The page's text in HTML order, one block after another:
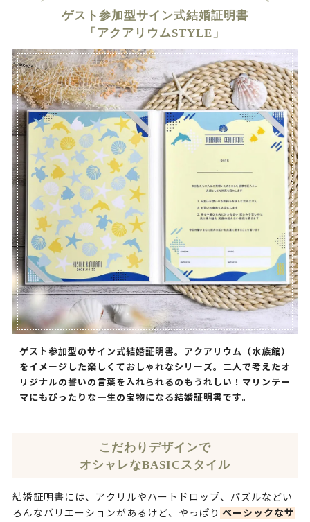
ゲスト参加型サイン式結婚証明書
「アクアリウムSTYLE」
ゲスト参加型のサイン式結婚証明書。アクアリウム（水族館）
をイメージした楽しくておしゃれなシリーズ。二人で考えたオ
リジナルの誓いの言葉を入れられるのもうれしい！マリンテー
マにもぴったりな一生の宝物になる結婚証明書です。
こだわりデザインで
オシャレなBASICスタイル
結婚証明書には、アクリルやハートドロップ、パズルなどい
ろんなバリエーションがあるけど、やっぱり ベーシックなサ